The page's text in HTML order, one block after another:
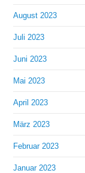
August 2023
Juli 2023
Juni 2023
Mai 2023
April 2023
März 2023
Februar 2023
Januar 2023